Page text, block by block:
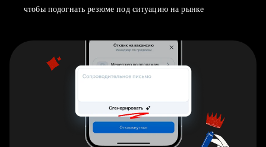
чтобы подогнать резюме под ситуацию на рынке